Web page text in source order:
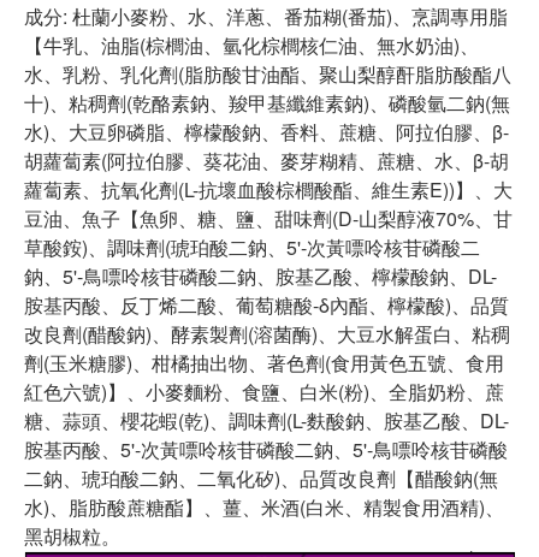
成分: 杜蘭小麥粉、水、洋蔥、番茄糊(番茄)、烹調專用脂
【牛乳、油脂(棕櫚油、氫化棕櫚核仁油、無水奶油)、
水、乳粉、乳化劑(脂肪酸甘油酯、聚山梨醇酐脂肪酸酯八
十)、粘稠劑(乾酪素鈉、羧甲基纖維素鈉)、磷酸氫二鈉(無
水)、大豆卵磷脂、檸檬酸鈉、香料、蔗糖、阿拉伯膠、β-
胡蘿蔔素(阿拉伯膠、葵花油、麥芽糊精、蔗糖、水、β-胡
蘿蔔素、抗氧化劑(L-抗壞血酸棕櫚酸酯、維生素E))】、大
豆油、魚子【魚卵、糖、鹽、甜味劑(D-山梨醇液70%、甘
草酸銨)、調味劑(琥珀酸二鈉、5'-次黃嘌呤核苷磷酸二
鈉、5'-鳥嘌呤核苷磷酸二鈉、胺基乙酸、檸檬酸鈉、DL-
胺基丙酸、反丁烯二酸、葡萄糖酸-δ內酯、檸檬酸)、品質
改良劑(醋酸鈉)、酵素製劑(溶菌酶)、大豆水解蛋白、粘稠
劑(玉米糖膠)、柑橘抽出物、著色劑(食用黃色五號、食用
紅色六號)】、小麥麵粉、食鹽、白米(粉)、全脂奶粉、蔗
糖、蒜頭、櫻花蝦(乾)、調味劑(L-麩酸鈉、胺基乙酸、DL-
胺基丙酸、5'-次黃嘌呤核苷磷酸二鈉、5'-鳥嘌呤核苷磷酸
二鈉、琥珀酸二鈉、二氧化矽)、品質改良劑【醋酸鈉(無
水)、脂肪酸蔗糖酯】、薑、米酒(白米、精製食用酒精)、
黑胡椒粒。